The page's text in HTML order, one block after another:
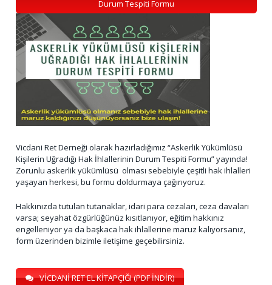
Durum Tespiti Formu
Vicdani Ret Derneği olarak hazırladığımız “Askerlik Yükümlüsü
Kişilerin Uğradığı Hak İhlallerinin Durum Tespiti Formu” yayında!
Zorunlu askerlik yükümlüsü olması sebebiyle çeşitli hak ihlalleri
yaşayan herkesi, bu formu doldurmaya çağırıyoruz.
Hakkınızda tutulan tutanaklar, idari para cezaları, ceza davaları
varsa; seyahat özgürlüğünüz kısıtlanıyor, eğitim hakkınız
engelleniyor ya da başkaca hak ihlallerine maruz kalıyorsanız,
form üzerinden bizimle iletişime geçebilirsiniz.
VİCDANİ RET EL KİTAPÇIĞI (PDF İNDİR)